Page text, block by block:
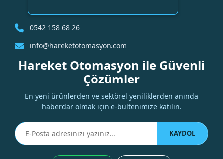
0542 158 68 26
info@hareketotomasyon.com
Hareket Otomasyon ile Güvenli
Çözümler
En yeni ürünlerden ve sektörel yeniliklerden anında
haberdar olmak için e-bültenimize katılın.
KAYDOL